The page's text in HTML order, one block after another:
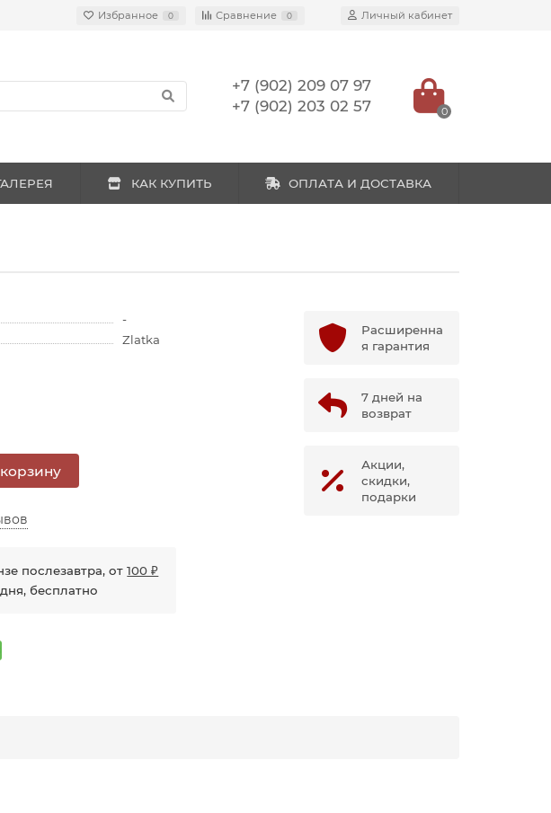
Избранное 0 Сравнение 0 Личный кабинет
+7 (902) 209 07 97
+7 (902) 203 02 57
0
КАК КУПИТЬ ОПЛАТА И ДОСТАВКА
-
Zlatka
послезавтра, от100 ₽
бесплатно
Расширенна
я гарантия
7 дней на
возврат
Акции,
скидки,
подарки